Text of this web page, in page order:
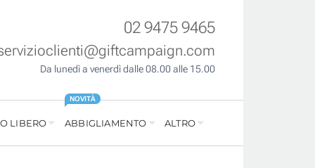
02 9475 9465
Da lunedì a venerdì dalle 08.00 alle 15.00
LIBERO ABBIGLIAMENTO
NOVITÀ
ALTRO